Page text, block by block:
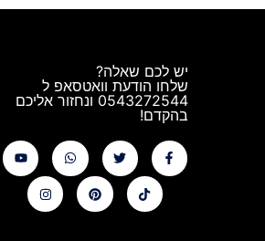
יש לכם שאלה?
שלחו הודעת וואטסאפ ל
0543272544 ונחזור אליכם
בהקדם!